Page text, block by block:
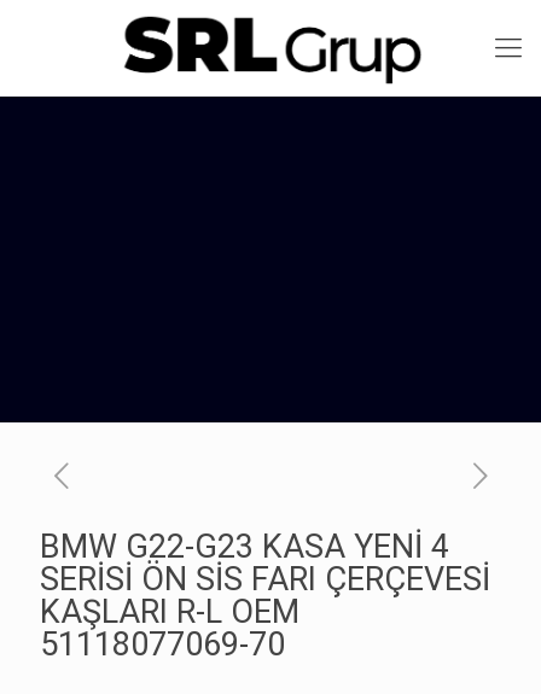
BMW G22-G23 KASA YENİ 4
SERİSİ ÖN SİS FARI ÇERÇEVESİ
KAŞLARI R-L OEM
51118077069-70